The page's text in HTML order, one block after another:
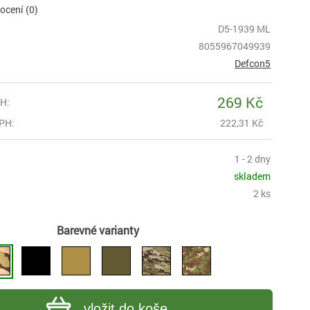
(0)
D5-1939 ML
8055967049939
Defcon5
269 Kč
222,31 Kč
1 - 2 dny
skladem
2 ks
Barevné varianty